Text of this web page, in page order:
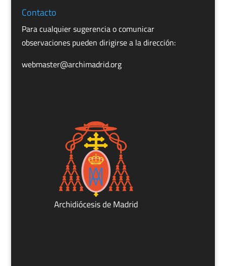
Contacto
Para cualquier sugerencia o comunicar
observaciones pueden dirigirse a la dirección:
webmaster@archimadrid.org